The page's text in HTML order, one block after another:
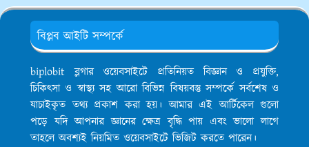
বিপ্লব আইটি সম্পর্কে
biplobit ব্লগার ওয়েবসাইটে প্রতিনিয়ত বিজ্ঞান ও প্রযুক্তি,
চিকিৎসা ও স্বাস্থ্য সহ আরো বিভিন্ন বিষয়বস্তু সম্পর্কে সর্বশেষ ও
যাচাইকৃত তথ্য প্রকাশ করা হয়। আমার এই আর্টিকেল গুলো
পড়ে যদি আপনার জ্ঞানের ক্ষেত্র বৃদ্ধি পায় এবং ভালো লাগে
তাহলে অবশ্যই নিয়মিত ওয়েবসাইটে ভিজিট করতে পারেন।